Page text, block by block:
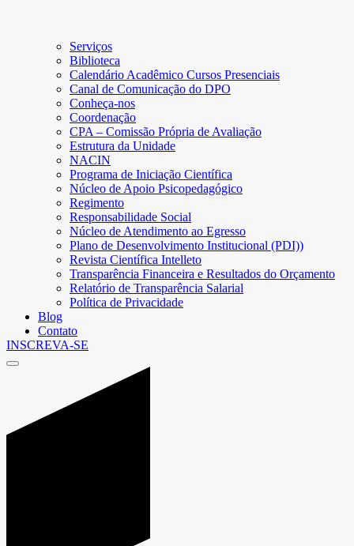
Serviços
Biblioteca
Calendário Acadêmico Cursos Presenciais
Canal de Comunicação do DPO
Conheça-nos
Coordenação
CPA – Comissão Própria de Avaliação
Estrutura da Unidade
NACIN
Programa de Iniciação Científica
Núcleo de Apoio Psicopedagógico
Regimento
Responsabilidade Social
Núcleo de Atendimento ao Egresso
Plano de Desenvolvimento Institucional (PDI))
Revista Científica Intelleto
Transparência Financeira e Resultados do Orçamento
Relatório de Transparência Salarial
Política de Privacidade
Blog
Contato
INSCREVA-SE